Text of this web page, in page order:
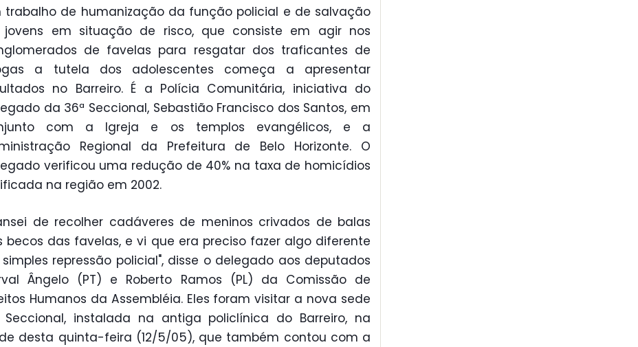
trabalho de humanização da função policial e de salvação
jovens em situação de risco, que consiste em agir nos
de favelas para resgatar dos traficantes de
a tutela dos adolescentes começa a apresentar
no Barreiro. É a Polícia Comunitária, iniciativa do
da 36ª Seccional, Sebastião Francisco dos Santos, em
com a Igreja e os templos evangélicos, e a
Regional da Prefeitura de Belo Horizonte. O
verificou uma redução de 40% na taxa de homicídios
na região em 2002.
de recolher cadáveres de meninos crivados de balas
becos das favelas, e vi que era preciso fazer algo diferente
repressão policial", disse o delegado aos deputados
Ângelo (PT) e Roberto Ramos (PL) da Comissão de
Humanos da Assembléia. Eles foram visitar a nova sede
instalada na antiga policlínica do Barreiro, na
desta quinta-feira (12/5/05), que também contou com a